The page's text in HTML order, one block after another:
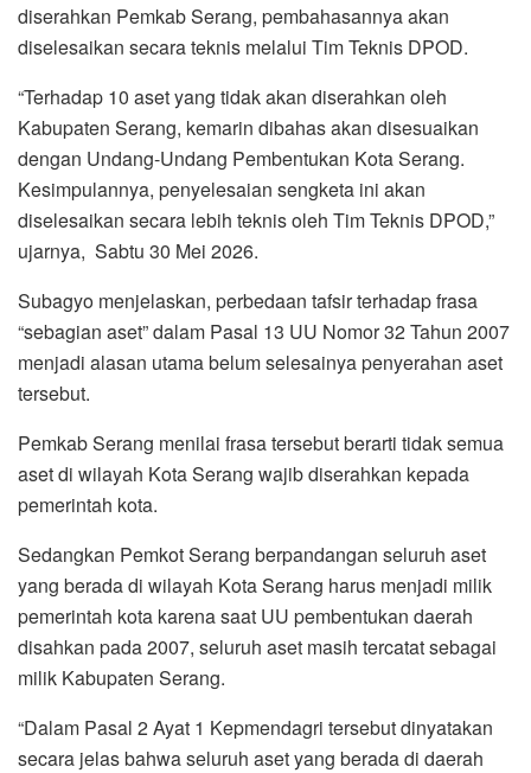
diserahkan Pemkab Serang, pembahasannya akan
diselesaikan secara teknis melalui Tim Teknis DPOD.
“Terhadap 10 aset yang tidak akan diserahkan oleh
Kabupaten Serang, kemarin dibahas akan disesuaikan
dengan Undang-Undang Pembentukan Kota Serang.
Kesimpulannya, penyelesaian sengketa ini akan
diselesaikan secara lebih teknis oleh Tim Teknis DPOD,”
ujarnya, Sabtu 30 Mei 2026.
Subagyo menjelaskan, perbedaan tafsir terhadap frasa
“sebagian aset” dalam Pasal 13 UU Nomor 32 Tahun 2007
menjadi alasan utama belum selesainya penyerahan aset
tersebut.
Pemkab Serang menilai frasa tersebut berarti tidak semua
aset di wilayah Kota Serang wajib diserahkan kepada
pemerintah kota.
Sedangkan Pemkot Serang berpandangan seluruh aset
yang berada di wilayah Kota Serang harus menjadi milik
pemerintah kota karena saat UU pembentukan daerah
disahkan pada 2007, seluruh aset masih tercatat sebagai
milik Kabupaten Serang.
“Dalam Pasal 2 Ayat 1 Kepmendagri tersebut dinyatakan
secara jelas bahwa seluruh aset yang berada di daerah